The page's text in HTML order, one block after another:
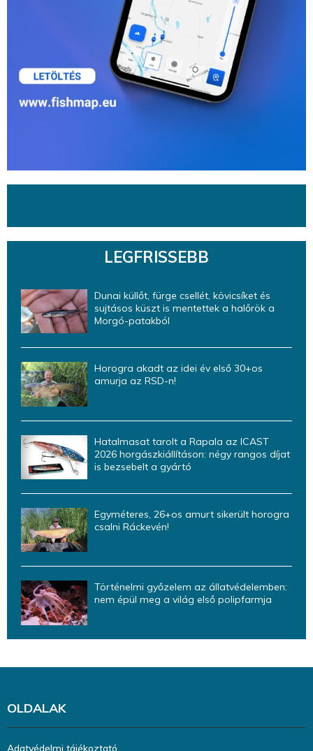
LEGFRISSEBB
Dunai küllőt, fürge csellét, kövicsíket és
sujtásos küszt is mentettek a halőrök a
Morgó-patakból
Horogra akadt az idei év első 30+os
amurja az RSD-n!
Hatalmasat tarolt a Rapala az ICAST
2026 horgászkiállításon: négy rangos díjat
is bezsebelt a gyártó
Egyméteres, 26+os amurt sikerült horogra
csalni Ráckevén!
Történelmi győzelem az állatvédelemben:
nem épül meg a világ első polipfarmja
OLDALAK
Adatvédelmi tájékoztató